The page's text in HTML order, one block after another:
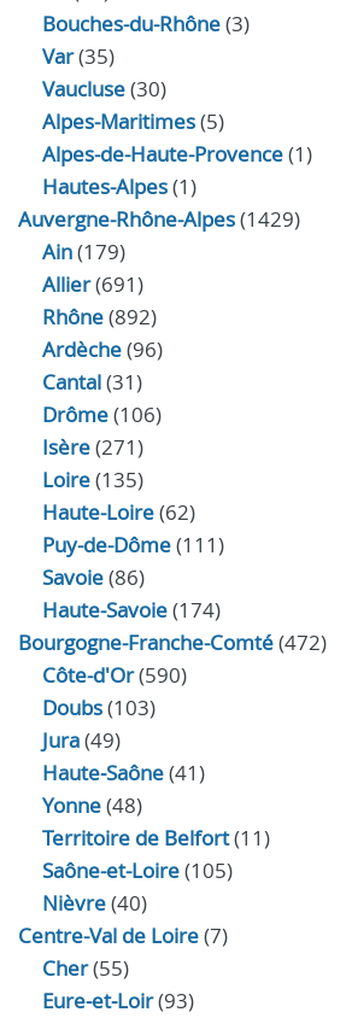
Bouches-du-Rhône(3)
Var(35)
Vaucluse(30)
Alpes-Maritimes(5)
Alpes-de-Haute-Provence(1)
Hautes-Alpes(1)
Auvergne-Rhône-Alpes(1429)
Ain(179)
Allier(691)
Rhône(892)
Ardèche(96)
Cantal(31)
Drôme(106)
Isère(271)
Loire(135)
Haute-Loire(62)
Puy-de-Dôme(111)
Savoie(86)
Haute-Savoie(174)
Bourgogne-Franche-Comté(472)
Côte-d'Or(590)
Doubs(103)
Jura(49)
Haute‑Saône(41)
Yonne(48)
Territoire de Belfort(11)
Saône-et-Loire(105)
Nièvre(40)
Centre-Val de Loire(7)
Cher(55)
Eure‑et‑Loir(93)